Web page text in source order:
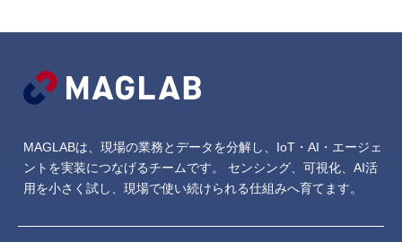
MAGLABは、現場の業務とデータを分解し、IoT・AI・エージェ
ントを実装につなげるチームです。
センシング、可視化、AI活
用を小さく試し、現場で使い続けられる仕組みへ育てます。